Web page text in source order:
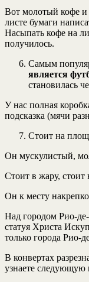
Вот молотый кофе
листе бумаги
Насыпать кофе на
получилось.
Самым
является
становилась
У нас полная
подсказка (мячи
Стоит на
Он мускулистый,
Стоит в жару, стоит
Он к месту
Над городом Рио-
статуя Христа
только города Рио-
В конвертах
узнаете следующую